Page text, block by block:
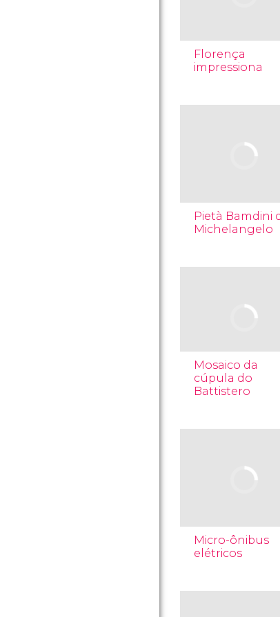
Florença
impressiona
Pietà Bamdini
Michelangelo
Mosaico da
cúpula do
Battistero
Micro-ônibus
elétricos